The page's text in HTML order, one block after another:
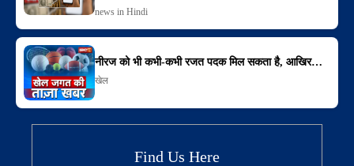
news in Hindi
नीरज को भी कभी-कभी रजत पदक मिल सकता है, आखिर…
खेल
Find Us Here